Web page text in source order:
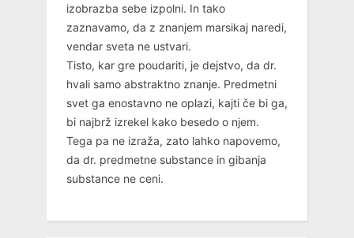
izobrazba sebe izpolni. In tako
zaznavamo, da z znanjem marsikaj naredi,
vendar sveta ne ustvari.
Tisto, kar gre poudariti, je dejstvo, da dr.
hvali samo abstraktno znanje. Predmetni
svet ga enostavno ne oplazi, kajti če bi ga,
bi najbrž izrekel kako besedo o njem.
Tega pa ne izraža, zato lahko napovemo,
da dr. predmetne substance in gibanja
substance ne ceni.